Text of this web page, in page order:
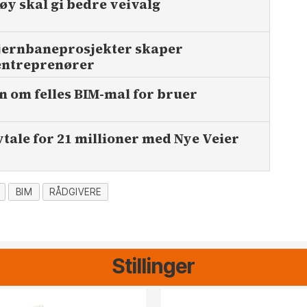
skal gi bedre veivalg
skaper
om felles BIM-mal for bruer
for 21 millioner med Nye Veier
BIM RÅDGIVERE
Stillinger